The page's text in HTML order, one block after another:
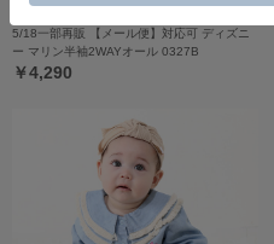
5/18一部再販 【メール便】対応可 ディズニ
ー マリン半袖2WAYオール 0327B
￥4,290